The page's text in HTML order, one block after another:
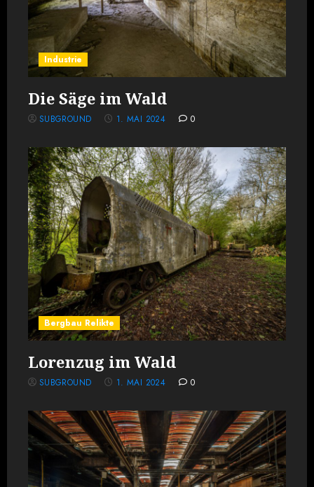
Industrie
Die Säge im Wald
SUBGROUND 1. MAI 2024 0
Bergbau Relikte
Lorenzug im Wald
SUBGROUND 1. MAI 2024 0